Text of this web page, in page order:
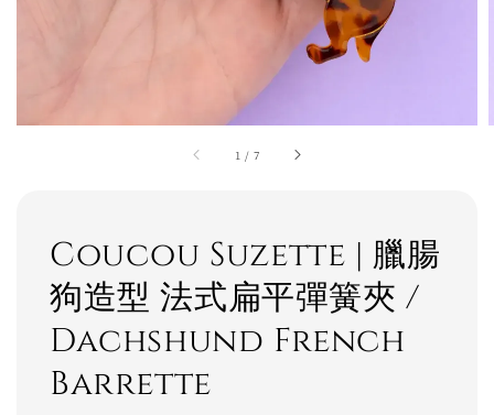
1 / 7
Coucou Suzette | 臘腸
狗造型 法式扁平彈簧夾 /
Dachshund French
Barrette